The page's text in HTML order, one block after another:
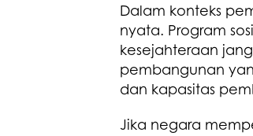
Dalam konteks
nyata. Program
kesejahteraan
pembangunan
dan kapasitas
Jika negara